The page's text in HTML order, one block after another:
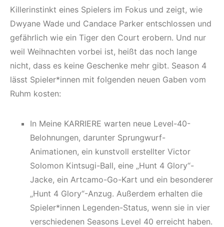
Killerinstinkt eines Spielers im Fokus und zeigt, wie
Dwyane Wade und Candace Parker entschlossen und
gefährlich wie ein Tiger den Court erobern. Und nur
weil Weihnachten vorbei ist, heißt das noch lange
nicht, dass es keine Geschenke mehr gibt. Season 4
lässt Spieler*innen mit folgenden neuen Gaben vom
Ruhm kosten:
In Meine KARRIERE warten neue Level-40-
Belohnungen, darunter Sprungwurf-
Animationen, ein kunstvoll erstellter Victor
Solomon Kintsugi-Ball, eine „Hunt 4 Glory“-
Jacke, ein Artcamo-Go-Kart und ein besonderer
„Hunt 4 Glory“-Anzug. Außerdem erhalten die
Spieler*innen Legenden-Status, wenn sie in vier
verschiedenen Seasons Level 40 erreicht haben.